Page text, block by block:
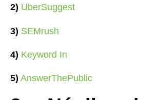
2) UberSuggest
3) SEMrush
4) Keyword In
5) AnswerThePublic